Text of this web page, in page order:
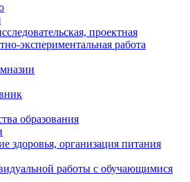
проектная
экспериментальная работа
образования
здоровья, организация питания
работы с обучающимися